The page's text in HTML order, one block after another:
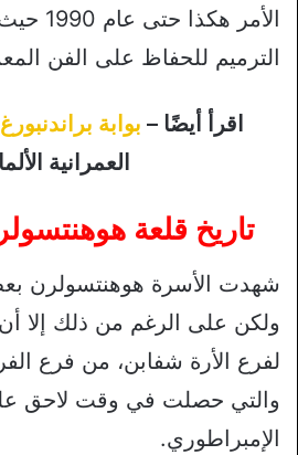
الأمر
الترميم للحفاظ على الفن
اقرأ أيضًا – بوابة براندنبورغ
العمرانية
تاريخ قلعة
شهدت الأسرة هوهنتسولرن
ولكن على الرغم من ذلك إلا
لفرع الأرة شفابن، من فرع
والتي حصلت في وقت لاحق
الإمبراطوري.